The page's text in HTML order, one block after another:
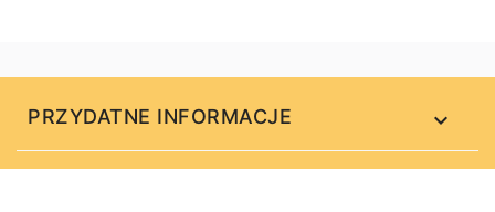
PRZYDATNE INFORMACJE 